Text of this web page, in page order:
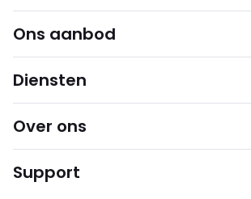
Ons aanbod
Diensten
Over ons
Support